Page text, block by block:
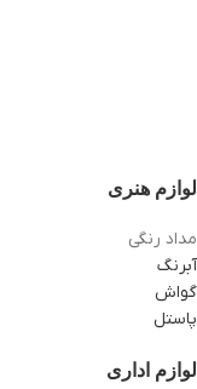
لوازم هنری
مداد رنگی
آبرنگ
گواش
پاستل
لوازم اداری